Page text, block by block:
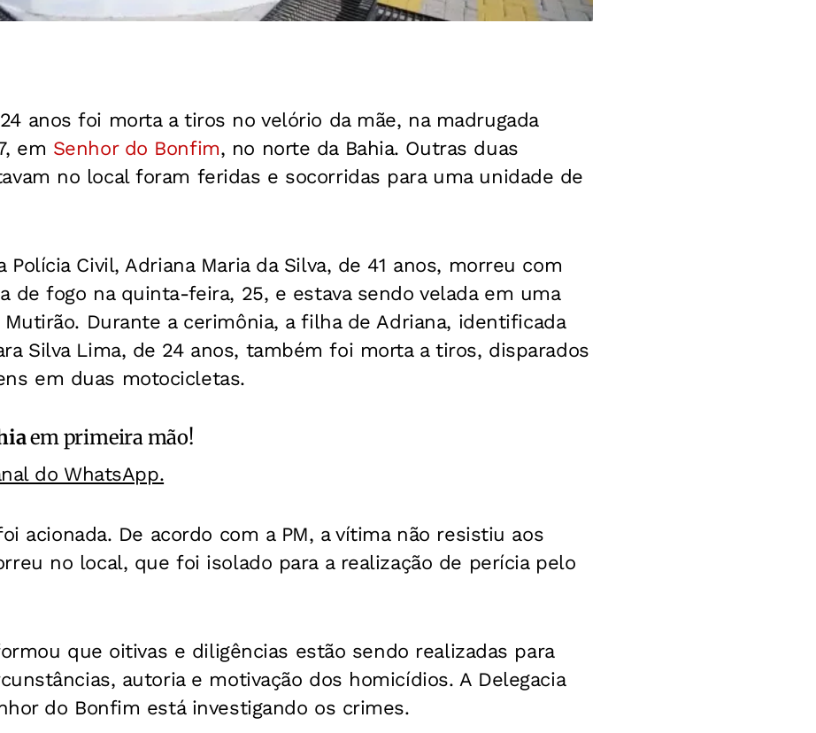
anos foi morta a tiros no velório da mãe, na madrugada
em Senhor do Bonfim, no norte da Bahia. Outras duas
no local foram feridas e socorridas para uma unidade de
Polícia Civil, Adriana Maria da Silva, de 41 anos, morreu com
de fogo na quinta-feira, 25, e estava sendo velada em uma
Durante a cerimônia, a filha de Adriana, identificada
Silva Lima, de 24 anos, também foi morta a tiros, disparados
em duas motocicletas.
em primeira mão!
do WhatsApp.
acionada. De acordo com a PM, a vítima não resistiu aos
no local, que foi isolado para a realização de perícia pelo
que oitivas e diligências estão sendo realizadas para
autoria e motivação dos homicídios. A Delegacia
do Bonfim está investigando os crimes.